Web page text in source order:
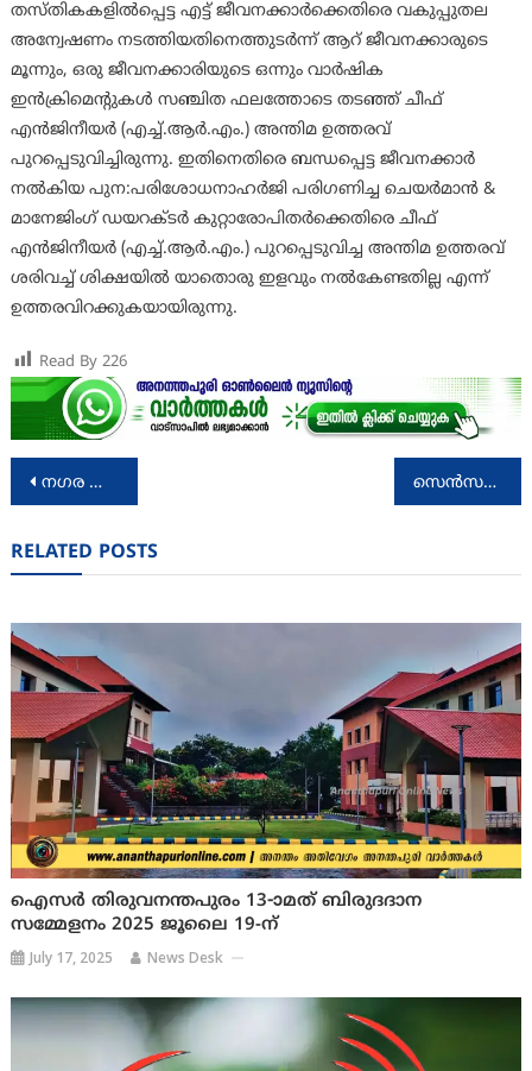
തസ്തികകളില്‍‍പ്പെട്ട എട്ട് ജീവനക്കാര്‍‍ക്കെതിരെ വകുപ്പുതല
അന്വേഷണം നടത്തിയതിനെത്തുടർന്ന് ആറ് ജീവനക്കാരുടെ
മൂന്നും, ഒരു ജീവനക്കാരിയുടെ ഒന്നും വാര്‍‍ഷിക
ഇന്‍‍ക്രിമെന്റുകള്‍ സഞ്ചിത ഫലത്തോടെ തടഞ്ഞ് ചീഫ്
എന്‍‍ജിനീയര്‍ (എച്ച്.ആര്‍.എം.) അന്തിമ ഉത്തരവ്
പുറപ്പെടുവിച്ചിരുന്നു. ഇതിനെതിരെ ബന്ധപ്പെട്ട ജീവനക്കാര്‍
നൽകിയ പുന:പരിശോധനാഹര്‍‍ജി പരിഗണിച്ച ചെയര്‍മാന്‍‍ &
മാനേജിംഗ് ഡയറക്ടര്‍ കുറ്റാരോപിതര്‍ക്കെതിരെ ചീഫ്
എന്‍‍ജിനീയര്‍ (എച്ച്.ആര്‍.എം.) പുറപ്പെടുവിച്ച അന്തിമ ഉത്തരവ്
ശരിവച്ച് ശിക്ഷയില്‍ യാതൊരു ഇളവും നല്‍കേണ്ടതില്ല എന്ന്
ഉത്തരവിറക്കുകയായിരുന്നു.
Read By 226
Post
നഗര പ്രശ്നങ്ങളെക്കുറിച്ച് പുതു തലമുറയ്ക്ക് അവബോധം ഉണ്ടാകേണ്ടത് അനിവാര്യമെന്ന് യുവ സംവിധായകർ സെൻസർ ബോർഡിൻ്റെ പ്രസക്തി ഇല്ലാതാക്കി: ആനന്ദ് പട്‌വർദ്ധൻ
RELATED POSTS
ഐസർ തിരുവനന്തപുരം 13-ാമത് ബിരുദദാന
സമ്മേളനം 2025 ജൂലൈ 19-ന്
July 17, 2025 News Desk